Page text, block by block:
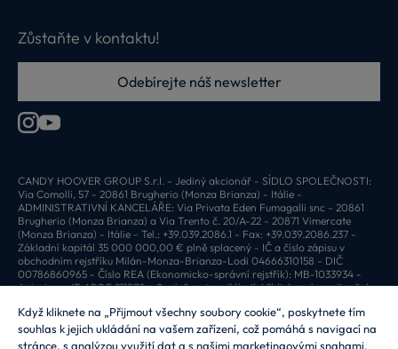
Zůstaňte v kontaktu!
Odebírejte náš newsletter
CANDY HOOVER GROUP S.r.I. - Jediný akcionář - SÍDLO SPOLEČNOSTI:
Via Comolli, 57 - 20861 Brugherio (Monza Brianza) - Itálie -
ADMINISTRATIVNÍ KANCELÁŘE: Via Privata Eden Fumagalli snc - 20861
Brugherio (Monza Brianza) a Via Trento č. 20/A-22 - 20871 Vimercate
(Monza Brianza) - Itálie - Tel.: +39.039.2086.1 - Fax: +39.039.2086.237 -
Základní kapitál 35 000 000,00 € plně splacený - IČ a číslo zápisu v
obchodním rejstříku Milán-Monza-Brianza-Lodi 04666310158 - DIČ
00786860965 - Číslo REA (Ekonomicko-správní rejstřík): MB-1033934 -
Autorizace IT AEOF 211870 - Společnost podléhající řídicím a koordinačním
CZ / Česká republika
Když kliknete na „Přijmout všechny soubory cookie“, poskytnete tím
souhlas k jejich ukládání na vašem zařízení, což pomáhá s navigací na
stránce, s analýzou využití dat a s našimi marketingovými snahami.